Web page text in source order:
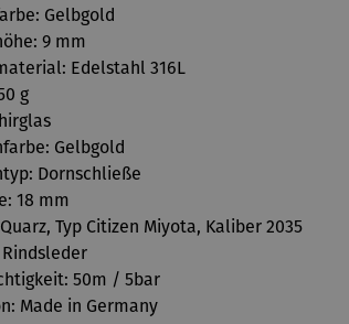
Gelbgold
9 mm
Edelstahl 316L
g
Gelbgold
Dornschließe
18 mm
Typ Citizen Miyota, Kaliber 2035
50m / 5bar
Made in Germany